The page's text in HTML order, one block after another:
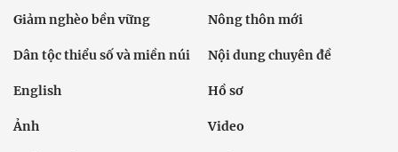
Giảm nghèo bền vững Nông thôn mới
Dân tộc thiểu số và miền núi Nội dung chuyên đề
English Hồ sơ
Ảnh Video